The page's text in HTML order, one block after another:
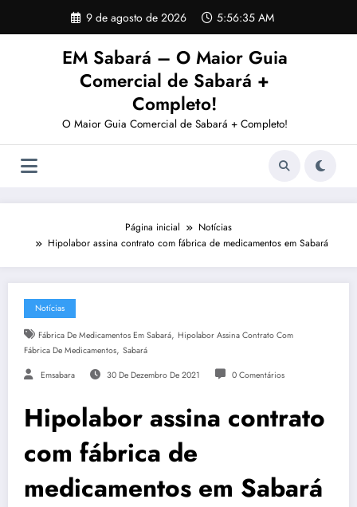
o
9 de agosto de 2026 5:56:36 AM
EM Sabará – O Maior Guia
Comercial de Sabará +
Completo!
O Maior Guia Comercial de Sabará + Completo!
Página inicial
Notícias
Hipolabor assina contrato com fábrica de medicamentos em Sabará
Notícias
Fábrica De Medicamentos Em Sabará, Hipolabor Assina Contrato Com
Fábrica De Medicamentos, Sabará
Emsabara 30 De Dezembro De 2021 0 Comentários
Hipolabor assina contrato
com fábrica de
medicamentos em Sabará